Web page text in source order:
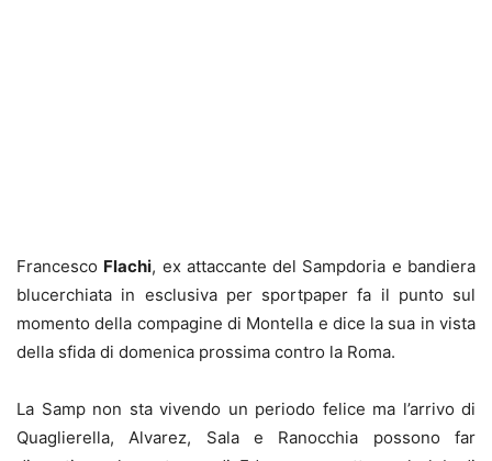
Francesco Flachi, ex attaccante del Sampdoria e bandiera
blucerchiata in esclusiva per sportpaper fa il punto sul
momento della compagine di Montella e dice la sua in vista
della sfida di domenica prossima contro la Roma.
La Samp non sta vivendo un periodo felice ma l’arrivo di
Quaglierella, Alvarez, Sala e Ranocchia possono far